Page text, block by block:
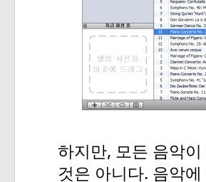
하지만, 모든 음악이
것은 아니다. 음악에